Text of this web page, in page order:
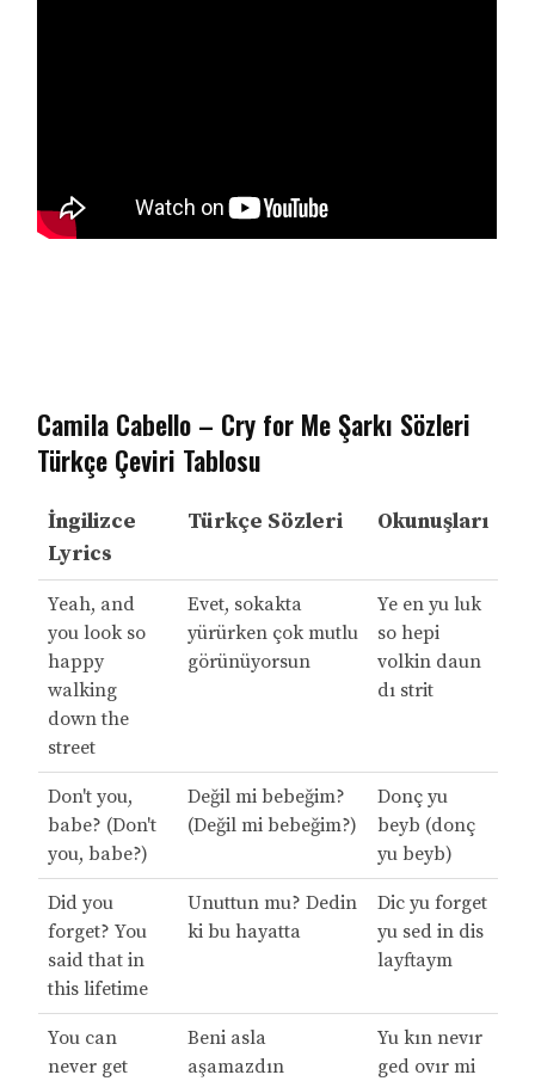
Camila Cabello – Cry for Me Şarkı Sözleri
Türkçe Çeviri Tablosu
İngilizce
Lyrics
Türkçe Sözleri Okunuşları
Yeah, and
you look so
happy
walking
down the
street
Evet, sokakta
yürürken çok mutlu
görünüyorsun
Ye en yu luk
so hepi
volkin daun
dı strit
Don't you,
babe? (Don't
you, babe?)
Değil mi bebeğim?
(Değil mi bebeğim?)
Donç yu
beyb (donç
yu beyb)
Did you
forget? You
said that in
this lifetime
Unuttun mu? Dedin
ki bu hayatta
Dic yu forget
yu sed in dis
layftaym
You can
never get
Beni asla
aşamazdın
Yu kın nevır
ged ovır mi